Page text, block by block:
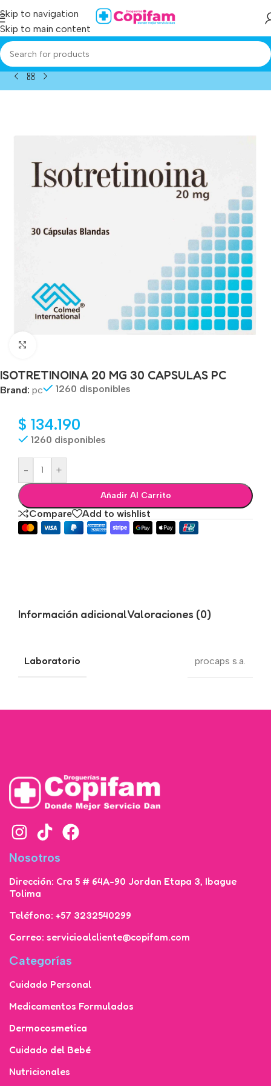
Skip to navigation
Skip to main content
Home / Producto/isotretinoina 20 mg 30 capsulas pc
ISOTRETINOINA 20 MG 30 CAPSULAS PC
Brand: pc 1260 disponibles
$ 134.190
1260 disponibles
- +
Añadir Al Carrito
Compare Add to wishlist
Información adicionalValoraciones (0)
Laboratorio procaps s.a.
Nosotros
Dirección: Cra 5 # 64A-90 Jordan Etapa 3, Ibague
Tolima
Teléfono: +57 3232540299
Correo: servicioalcliente@copifam.com
Categorías
Cuidado Personal
Medicamentos Formulados
Dermocosmetica
Cuidado del Bebé
Nutricionales